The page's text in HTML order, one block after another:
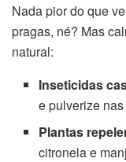
Nada pior do que
pragas, né? Mas
natural:
Inseticidas
e pulverize
Plantas
citronela e